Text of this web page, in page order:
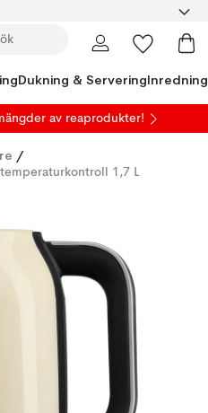
Dukning & ServeringInredning
av reaprodukter!
/
1,7 L